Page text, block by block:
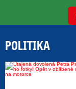
POLITIKA